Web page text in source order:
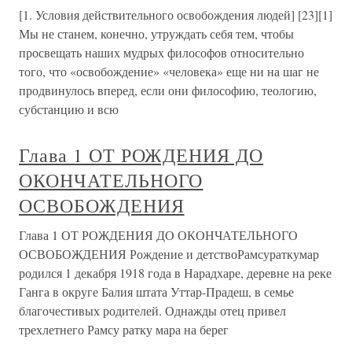
[1. Условия действительного освобождения людей] [23][1]
Мы не станем, конечно, утруждать себя тем, чтобы
просвещать наших мудрых философов относительно
того, что «освобождение» «человека» еще ни на шаг не
продвинулось вперед, если они философию, теологию,
субстанцию и всю
Глава 1 ОТ РОЖДЕНИЯ ДО
ОКОНЧАТЕЛЬНОГО
ОСВОБОЖДЕНИЯ
Глава 1 ОТ РОЖДЕНИЯ ДО ОКОНЧАТЕЛЬНОГО
ОСВОБОЖДЕНИЯ Рождение и детствоРамсураткумар
родился 1 декабря 1918 года в Нарадхаре, деревне на реке
Ганга в округе Балия штата Уттар-Прадеш, в семье
благочестивых родителей. Однажды отец привел
трехлетнего Рамсу ратку мара на берег